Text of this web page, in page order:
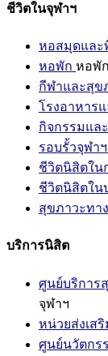
ชีวิตในจุฬาฯ
หอสมุดและ
หอพัก หอพัก
กีฬาและสุข
โรงอาหารแ
กิจกรรมแล
รอบรั้วจุฬาฯ
ชีวิตนิสิตใน
ชีวิตนิสิตใน
สุขภาวะทา
บริการนิสิต
ศูนย์บริการ
จุฬาฯ
หน่วยส่งเส
ศูนย์นวัตกรร